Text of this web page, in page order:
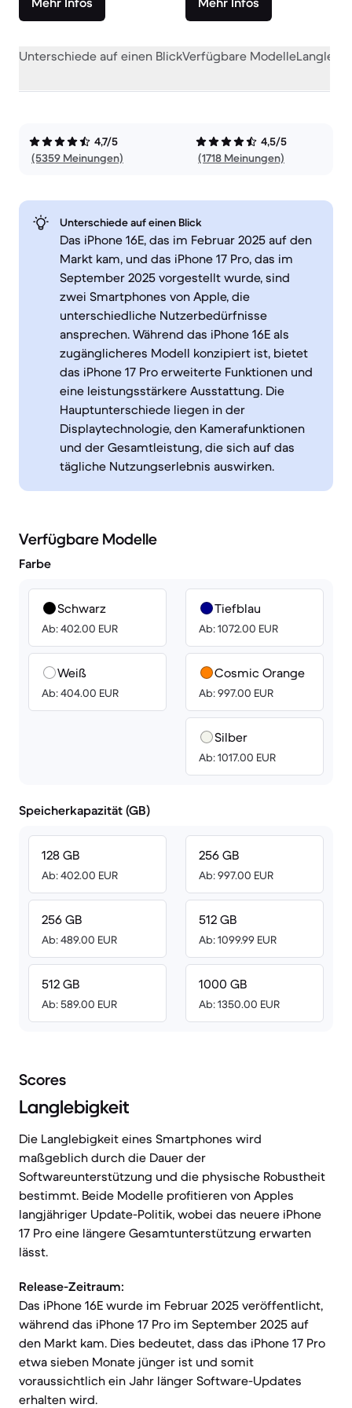
Unterschiede auf einen BlickVerfügbare Modelle
4,7/5
(5359 Meinungen)
4,5/5
(1718 Meinungen)
Unterschiede auf einen Blick
Das iPhone 16E, das im Februar 2025 auf den
Markt kam, und das iPhone 17 Pro, das im
September 2025 vorgestellt wurde, sind
zwei Smartphones von Apple, die
unterschiedliche Nutzerbedürfnisse
ansprechen. Während das iPhone 16E als
zugänglicheres Modell konzipiert ist, bietet
das iPhone 17 Pro erweiterte Funktionen und
eine leistungsstärkere Ausstattung. Die
Hauptunterschiede liegen in der
Displaytechnologie, den Kamerafunktionen
und der Gesamtleistung, die sich auf das
tägliche Nutzungserlebnis auswirken.
Verfügbare Modelle
Farbe
Schwarz
Ab: 402.00 EUR
Weiß
Ab: 404.00 EUR
Tiefblau
Ab: 1072.00 EUR
Cosmic Orange
Ab: 997.00 EUR
Silber
Ab: 1017.00 EUR
Speicherkapazität (GB)
128 GB
Ab: 402.00 EUR
256 GB
Ab: 489.00 EUR
512 GB
Ab: 589.00 EUR
256 GB
Ab: 997.00 EUR
512 GB
Ab: 1099.99 EUR
1000 GB
Ab: 1350.00 EUR
Scores
Langlebigkeit
Die Langlebigkeit eines Smartphones wird
maßgeblich durch die Dauer der
Softwareunterstützung und die physische Robustheit
bestimmt. Beide Modelle profitieren von Apples
langjähriger Update-Politik, wobei das neuere iPhone
17 Pro eine längere Gesamtunterstützung erwarten
lässt.
Release-Zeitraum:
Das iPhone 16E wurde im Februar 2025 veröffentlicht,
während das iPhone 17 Pro im September 2025 auf
den Markt kam. Dies bedeutet, dass das iPhone 17 Pro
etwa sieben Monate jünger ist und somit
voraussichtlich ein Jahr länger Software-Updates
erhalten wird.